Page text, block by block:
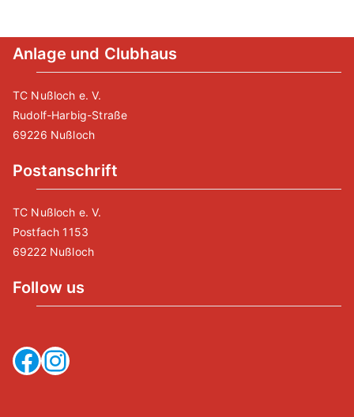
Anlage und Clubhaus
TC Nußloch e. V.
Rudolf-Harbig-Straße
69226 Nußloch
Postanschrift
TC Nußloch e. V.
Postfach 1153
69222 Nußloch
Follow us
Facebook
Instagram